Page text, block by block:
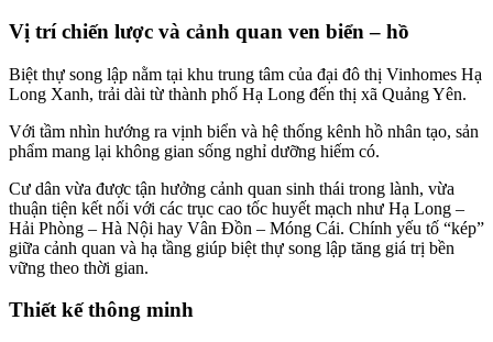
Vị trí chiến lược và cảnh quan ven biển – hồ
Biệt thự song lập nằm tại khu trung tâm của đại đô thị Vinhomes Hạ
Long Xanh, trải dài từ thành phố Hạ Long đến thị xã Quảng Yên.
Với tầm nhìn hướng ra vịnh biển và hệ thống kênh hồ nhân tạo, sản
phẩm mang lại không gian sống nghỉ dưỡng hiếm có.
Cư dân vừa được tận hưởng cảnh quan sinh thái trong lành, vừa
thuận tiện kết nối với các trục cao tốc huyết mạch như Hạ Long –
Hải Phòng – Hà Nội hay Vân Đồn – Móng Cái. Chính yếu tố “kép”
giữa cảnh quan và hạ tầng giúp biệt thự song lập tăng giá trị bền
vững theo thời gian.
Thiết kế thông minh